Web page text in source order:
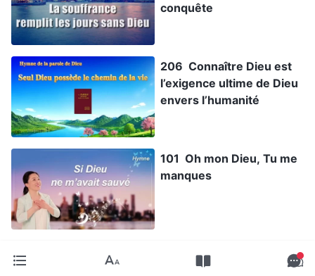
conquête
206 Connaître Dieu est
l’exigence ultime de Dieu
envers l’humanité
101 Oh mon Dieu, Tu me
manques